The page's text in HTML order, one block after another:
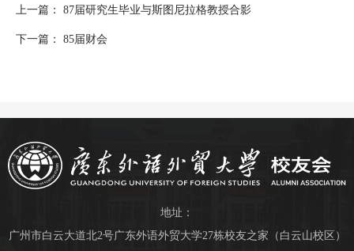
上一篇： 87届研究生毕业与斯图尼拉格教授合影
下一篇： 85届财会
地址：
广州市白云大道北2号广东外语外贸大学27栋校友之家（白云山校区）